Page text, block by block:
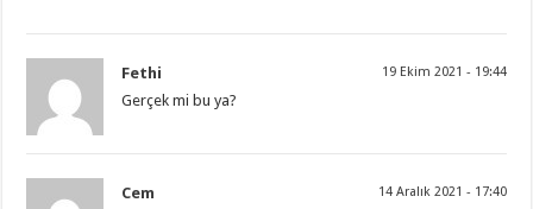
Fethi 19 Ekim 2021 - 19:44
Gerçek mi bu ya?
Cem 14 Aralık 2021 - 17:40